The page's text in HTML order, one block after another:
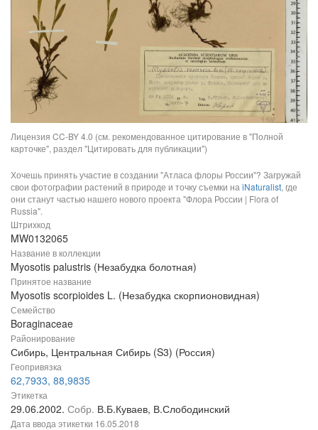
Лицензия CC-BY 4.0 (см. рекомендованное цитирование в "Полной
карточке", раздел "Цитировать для публикации")
Хочешь принять участие в создании "Атласа флоры России"? Загружай
свои фотографии растений в природе и точку съемки на iNaturalist, где
они станут частью нашего нового проекта "Флора России | Flora of
Russia".
Штрихкод
MW0132065
Название в коллекции
Myosotis palustris (Незабудка болотная)
Принятое название
Myosotis scorpioides L. (Незабудка скорпионовидная)
Семейство
Boraginaceae
Районирование
Сибирь, Центральная Сибирь (S3) (Россия)
Геопривязка
62,7933, 88,9835
Этикетка
29.06.2002. Собр. В.Б.Куваев, В.Слободинский
Дата ввода этикетки 16.05.2018